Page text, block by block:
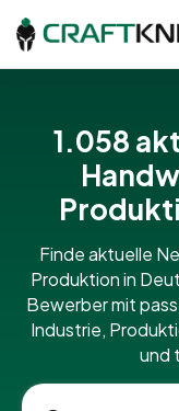
1.058
Finde aktuelle
Produktion in
Bewerber mit
Industrie,
und